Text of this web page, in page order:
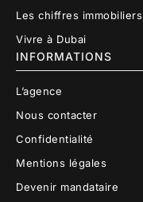
Les chiffres immobiliers
Vivre à Dubai
INFORMATIONS
L’agence
Nous contacter
Confidentialité
Mentions légales
Devenir mandataire